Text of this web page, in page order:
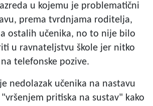
u kojemu je problematični
prema tvrdnjama roditelja,
ostalih učenika, no to nije bilo
u ravnateljstvu škole jer nitko
telefonske pozive.
nedolazak učenika na nastavu
pritiska na sustav" kako